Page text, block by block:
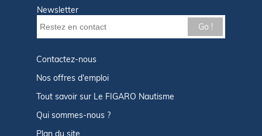
Newsletter
Go !
Contactez-nous
Nos offres d'emploi
Tout savoir sur Le FIGARO Nautisme
Qui sommes-nous ?